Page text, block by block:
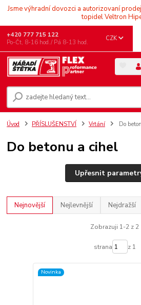
Jsme výhradní dovozci a autorizovaní
topidel Veltron
CZK
+420 777 715 122
Po-Čt, 8-16 hod./ Pá 8-13 hod.
Úvod PŘÍSLUŠENSTVÍ Vrtání Do
Do betonu a cihel
Upřesnit
Nejnovější Nejlevnější Nejdražší
Zobrazuji 1-2 z 2
strana z 1
Novinka